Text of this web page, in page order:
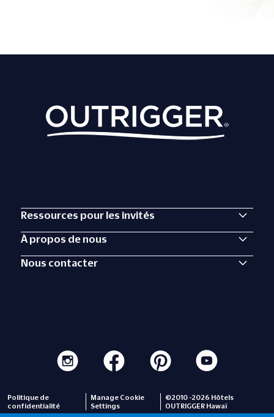
Ressources pour les invités
À propos de nous
Nous contacter
Politique de
confidentialité
Manage Cookie
Settings
©2010 -2026 Hôtels
OUTRIGGER Hawaï